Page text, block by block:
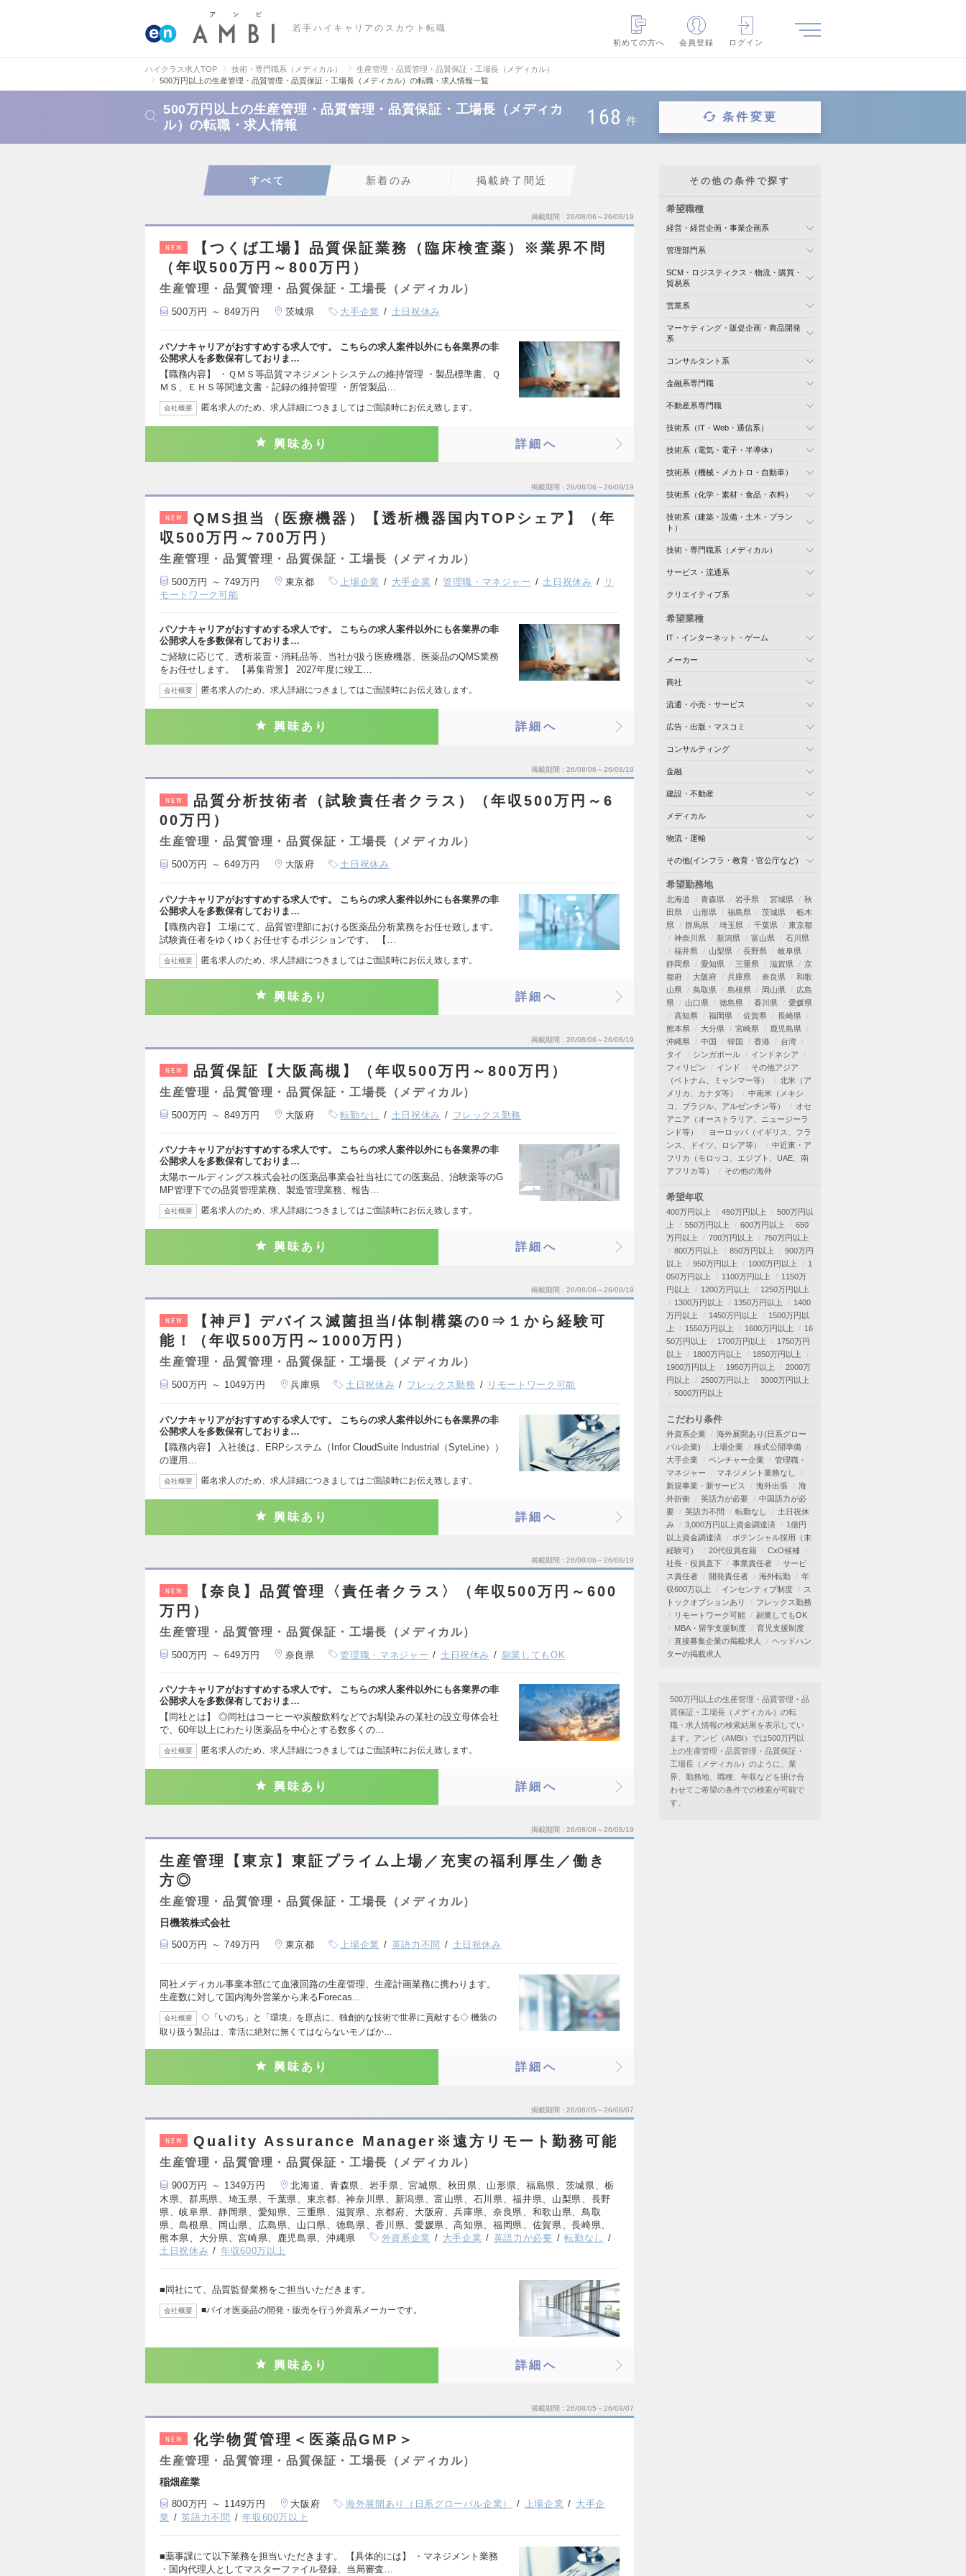
若手ハイキャリアのスカウト転職
初めての方へ
会員登録 ログイン
ハイクラス求人TOP 技術・専門職系（メディカル）
生産管理・品質管理・品質保証・工場長（メディカル）
500万円以上の生産管理・品質管理・品質保証・工場長（メディカル）の転職・求人情報一覧
500万円以上の生産管理・品質管理・品質保証・工場長（メディカ
ル）の転職・求人情報
168 件 条件変更
すべて 新着のみ 掲載終了間近
掲載期間 26/08/06～26/08/19
NEW
【つくば工場】品質保証業務（臨床検査薬）※業界不問
（年収500万円～800万円）
生産管理・品質管理・品質保証・工場長（メディカル）
500万円 ～ 849万円 茨城県 大手企業 土日祝休み
パソナキャリアがおすすめする求人です。 こちらの求人案件以外にも各業界の非
公開求人を多数保有しておりま…
【職務内容】 ・ＱＭＳ等品質マネジメントシステムの維持管理 ・製品標準書、Ｑ
ＭＳ、ＥＨＳ等関連文書・記録の維持管理 ・所管製品…
会社概要 匿名求人のため、求人詳細につきましてはご面談時にお伝え致します。
興味あり 詳細へ
掲載期間 26/08/06～26/08/19
NEW
QMS担当（医療機器）【透析機器国内TOPシェア】（年
収500万円～700万円）
生産管理・品質管理・品質保証・工場長（メディカル）
500万円 ～ 749万円 東京都 上場企業 大手企業 管理職・マネジャー 土日祝休み
リ
モートワーク可能
パソナキャリアがおすすめする求人です。 こちらの求人案件以外にも各業界の非
公開求人を多数保有しておりま…
ご経験に応じて、透析装置・消耗品等、当社が扱う医療機器、医薬品のQMS業務
をお任せします。 【募集背景】 2027年度に竣工…
会社概要 匿名求人のため、求人詳細につきましてはご面談時にお伝え致します。
興味あり 詳細へ
掲載期間 26/08/06～26/08/19
NEW
品質分析技術者（試験責任者クラス）（年収500万円～6
00万円）
生産管理・品質管理・品質保証・工場長（メディカル）
500万円 ～ 649万円 大阪府 土日祝休み
パソナキャリアがおすすめする求人です。 こちらの求人案件以外にも各業界の非
公開求人を多数保有しておりま…
【職務内容】 工場にて、品質管理部における医薬品分析業務をお任せ致します。
試験責任者をゆくゆくお任せするポジションです。 【…
会社概要 匿名求人のため、求人詳細につきましてはご面談時にお伝え致します。
興味あり 詳細へ
掲載期間 26/08/06～26/08/19
NEW 品質保証【大阪高槻】（年収500万円～800万円）
生産管理・品質管理・品質保証・工場長（メディカル）
500万円 ～ 849万円 大阪府 転勤なし 土日祝休み フレックス勤務
パソナキャリアがおすすめする求人です。 こちらの求人案件以外にも各業界の非
公開求人を多数保有しておりま…
太陽ホールディングス株式会社の医薬品事業会社当社にての医薬品、治験薬等のG
MP管理下での品質管理業務、製造管理業務、報告…
会社概要 匿名求人のため、求人詳細につきましてはご面談時にお伝え致します。
興味あり 詳細へ
掲載期間 26/08/06～26/08/19
NEW
【神戸】デバイス滅菌担当/体制構築の0⇒１から経験可
能！（年収500万円～1000万円）
生産管理・品質管理・品質保証・工場長（メディカル）
500万円 ～ 1049万円 兵庫県 土日祝休み フレックス勤務 リモートワーク可能
パソナキャリアがおすすめする求人です。 こちらの求人案件以外にも各業界の非
公開求人を多数保有しておりま…
【職務内容】 入社後は、ERPシステム（Infor CloudSuite Industrial（SyteLine））
の運用…
会社概要 匿名求人のため、求人詳細につきましてはご面談時にお伝え致します。
興味あり 詳細へ
掲載期間 26/08/06～26/08/19
NEW
【奈良】品質管理〈責任者クラス〉（年収500万円～600
万円）
生産管理・品質管理・品質保証・工場長（メディカル）
500万円 ～ 649万円 奈良県 管理職・マネジャー 土日祝休み 副業してもOK
パソナキャリアがおすすめする求人です。 こちらの求人案件以外にも各業界の非
公開求人を多数保有しておりま…
【同社とは】 ◎同社はコーヒーや炭酸飲料などでお馴染みの某社の設立母体会社
で、60年以上にわたり医薬品を中心とする数多くの…
会社概要 匿名求人のため、求人詳細につきましてはご面談時にお伝え致します。
興味あり 詳細へ
掲載期間 26/08/06～26/08/19
生産管理【東京】東証プライム上場／充実の福利厚生／働き
方◎
生産管理・品質管理・品質保証・工場長（メディカル）
日機装株式会社
500万円 ～ 749万円 東京都 上場企業 英語力不問 土日祝休み
同社メディカル事業本部にて血液回路の生産管理、生産計画業務に携わります。
生産数に対して国内海外営業から来るForecas…
会社概要
◇「いのち」と「環境」を原点に、独創的な技術で世界に貢献する◇ 機装の
取り扱う製品は、常活に絶対に無くてはならないモノばか…
興味あり 詳細へ
掲載期間 26/08/05～26/09/07
NEW Quality Assurance Manager※遠方リモート勤務可能
生産管理・品質管理・品質保証・工場長（メディカル）
900万円 ～ 1349万円
北海道、青森県、岩手県、宮城県、秋田県、山形県、福島県、茨城県、栃
木県、群馬県、埼玉県、千葉県、東京都、神奈川県、新潟県、富山県、石川県、福井県、山梨県、長野
県、岐阜県、静岡県、愛知県、三重県、滋賀県、京都府、大阪府、兵庫県、奈良県、和歌山県、鳥取
県、島根県、岡山県、広島県、山口県、徳島県、香川県、愛媛県、高知県、福岡県、佐賀県、長崎県、
熊本県、大分県、宮崎県、鹿児島県、沖縄県
外資系企業 大手企業 英語力が必要
転勤なし
土日祝休み
年収600万以上
■同社にて、品質監督業務をご担当いただきます。
会社概要 ■バイオ医薬品の開発・販売を行う外資系メーカーです。
興味あり 詳細へ
掲載期間 26/08/05～26/09/07
NEW 化学物質管理＜医薬品GMP＞
生産管理・品質管理・品質保証・工場長（メディカル）
稲畑産業
800万円 ～ 1149万円 大阪府 海外展開あり（日系グローバル企業） 上場企業
大手企
業
英語力不問 年収600万以上
■薬事課にて以下業務を担当いただきます。 【具体的には】 ・マネジメント業務
・国内代理人としてマスターファイル登録、当局審査…
その他の条件で探す
希望職種
経営・経営企画・事業企画系
管理部門系
SCM・ロジスティクス・物流・購買・
貿易系
営業系
マーケティング・販促企画・商品開発
系
コンサルタント系
金融系専門職
不動産系専門職
技術系（IT・Web・通信系）
技術系（電気・電子・半導体）
技術系（機械・メカトロ・自動車）
技術系（化学・素材・食品・衣料）
技術系（建築・設備・土木・プラン
ト）
技術・専門職系（メディカル）
サービス・流通系
クリエイティブ系
希望業種
IT・インターネット・ゲーム
メーカー
商社
流通・小売・サービス
広告・出版・マスコミ
コンサルティング
金融
建設・不動産
メディカル
物流・運輸
その他(インフラ・教育・官公庁など)
希望勤務地
北海道 青森県 岩手県 宮城県
秋
田県
山形県 福島県 茨城県
栃木
県
群馬県 埼玉県 千葉県
東京都
神奈川県
新潟県 富山県
石川県
福井県
山梨県 長野県
岐阜県
静岡県
愛知県 三重県 滋賀県
京
都府
大阪府 兵庫県 奈良県
和歌
山県
鳥取県 島根県 岡山県
広島
県
山口県 徳島県 香川県
愛媛県
高知県
福岡県 佐賀県
長崎県
熊本県
大分県 宮崎県
鹿児島県
沖縄県
中国 韓国 香港
台湾
タイ
シンガポール
インドネシア
フィリピン
インド
その他アジア
（ベトナム、ミャンマー等）
北米（ア
メリカ、カナダ等）
中南米（メキシ
コ、ブラジル、アルゼンチン等）
オセ
アニア（オーストラリア、ニュージーラ
ンド等）
ヨーロッパ（イギリス、フラ
ンス、ドイツ、ロシア等）
中近東・ア
フリカ（モロッコ、エジプト、UAE、南
アフリカ等）
その他の海外
希望年収
400万円以上 450万円以上
500万円以
上
550万円以上 600万円以上
650
万円以上
700万円以上
750万円以上
800万円以上
850万円以上
900万円
以上
950万円以上 1000万円以上
1
050万円以上
1100万円以上
1150万
円以上
1200万円以上
1250万円以上
1300万円以上
1350万円以上
1400
万円以上
1450万円以上
1500万円以
上
1550万円以上 1600万円以上
16
50万円以上
1700万円以上
1750万円
以上
1800万円以上
1850万円以上
1900万円以上
1950万円以上
2000万
円以上
2500万円以上
3000万円以上
5000万円以上
こだわり条件
外資系企業
海外展開あり(日系グロー
バル企業)
上場企業
株式公開準備
大手企業
ベンチャー企業
管理職・
マネジャー
マネジメント業務なし
新規事業・新サービス
海外出張
海
外折衝
英語力が必要
中国語力が必
要
英語力不問 転勤なし
土日祝休
み
3,000万円以上資金調達済
1億円
以上資金調達済
ポテンシャル採用（未
経験可）
20代役員在籍
CxO候補
社長・役員直下
事業責任者
サービ
ス責任者
開発責任者 海外転勤
年
収600万以上
インセンティブ制度
ス
トックオプションあり
フレックス勤務
リモートワーク可能
副業してもOK
MBA・留学支援制度
育児支援制度
直接募集企業の掲載求人
ヘッドハン
ターの掲載求人
500万円以上の生産管理・品質管理・品
質保証・工場長（メディカル）の転
職・求人情報の検索結果を表示してい
ます。アンビ（AMBI）では500万円以
上の生産管理・品質管理・品質保証・
工場長（メディカル）のように、業
界、勤務地、職種、年収などを掛け合
わせてご希望の条件での検索が可能で
す。